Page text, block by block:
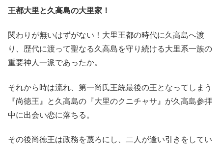
王都大里と久高島の大里家！
関わりが無いはずがない！大里王都の時代に久高島へ渡
り、歴代に渡って聖なる久高島を守り続ける大里系一族の
重要神人一派であったか。
それから時は流れ、第一尚氏王統最後の王となってしまう
『尚徳王』と久高島の『大里のクニチャサ』が久高島参拝
中に出会い恋に落ちる。
その後尚徳王は政務を蔑ろにし、二人が逢い引きをしてい